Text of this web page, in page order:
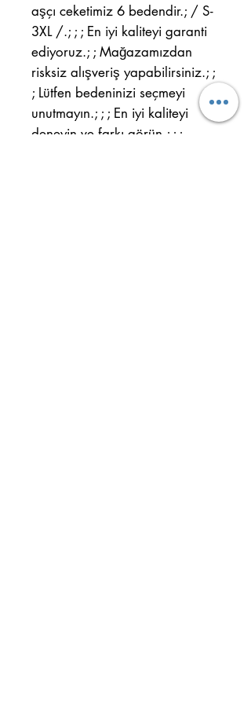
aşçı ceketimiz 6 bedendir.; / S-
3XL /.; ; ; En iyi kaliteyi garanti
ediyoruz.; ; Mağazamızdan
risksiz alışveriş yapabilirsiniz.; ;
; Lütfen bedeninizi seçmeyi
unutmayın.; ; ; En iyi kaliteyi
deneyin ve farkı görün.; ; ;